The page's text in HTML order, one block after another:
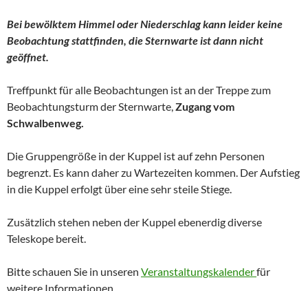
Bei bewölktem Himmel oder Niederschlag kann leider keine
Beobachtung stattfinden, die Sternwarte ist dann nicht
geöffnet.
Treffpunkt für alle Beobachtungen ist an der Treppe zum
Beobachtungsturm der Sternwarte,Zugang vom
Schwalbenweg.
Die Gruppengröße in der Kuppel ist auf zehn Personen
begrenzt. Es kann daher zu Wartezeiten kommen. Der Aufstieg
in die Kuppel erfolgt über eine sehr steile Stiege.
Zusätzlich stehen neben der Kuppel ebenerdig diverse
Teleskope bereit.
Bitte schauen Sie in unseren Veranstaltungskalenderfür
weitere Informationen.